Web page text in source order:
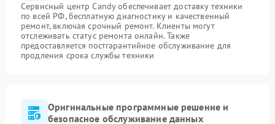
Сервисный центр Candy обеспечивает доставку техники
по всей РФ, бесплатную диагностику и качественный
ремонт, включая срочный ремонт. Клиенты могут
отслеживать статус ремонта онлайн. Также
предоставляется постгарантийное обслуживание для
продления срока службы техники
Оригинальные программные решение и
безопасное обслуживание данных